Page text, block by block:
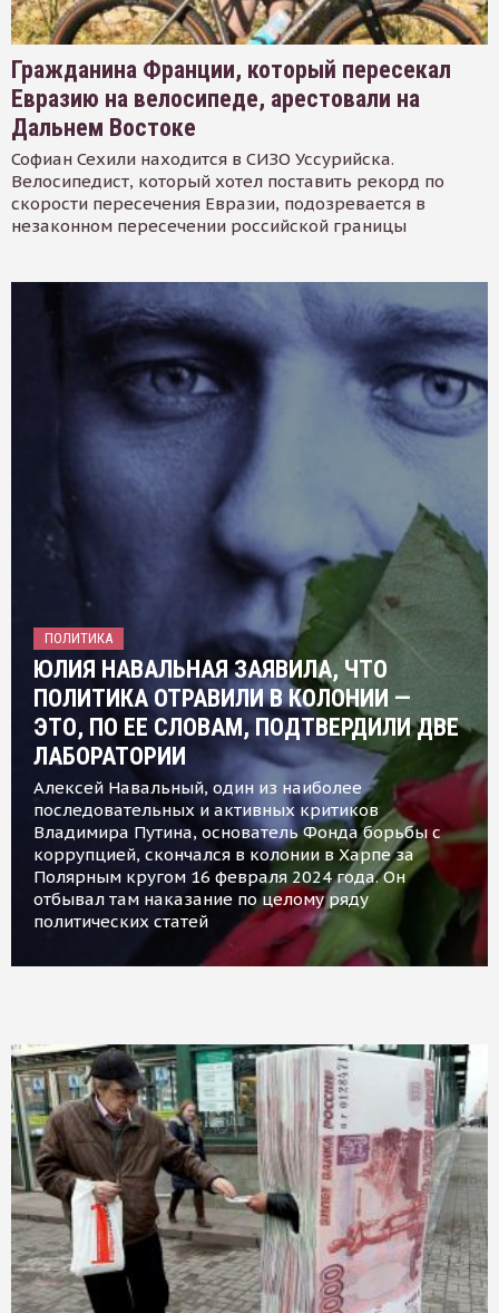
Гражданина Франции, который пересекал
Евразию на велосипеде, арестовали на
Дальнем Востоке
Софиан Сехили находится в СИЗО Уссурийска.
Велосипедист, который хотел поставить рекорд по
скорости пересечения Евразии, подозревается в
незаконном пересечении российской границы
ПОЛИТИКА
ЮЛИЯ НАВАЛЬНАЯ ЗАЯВИЛА, ЧТО
ПОЛИТИКА ОТРАВИЛИ В КОЛОНИИ —
ЭТО, ПО ЕЕ СЛОВАМ, ПОДТВЕРДИЛИ ДВЕ
ЛАБОРАТОРИИ
Алексей Навальный, один из наиболее
последовательных и активных критиков
Владимира Путина, основатель Фонда борьбы с
коррупцией, скончался в колонии в Харпе за
Полярным кругом 16 февраля 2024 года. Он
отбывал там наказание по целому ряду
политических статей